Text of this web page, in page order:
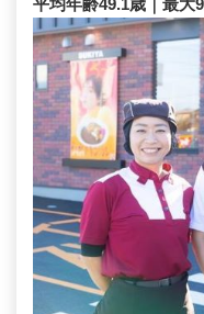
平均年齢49.1歳｜最大